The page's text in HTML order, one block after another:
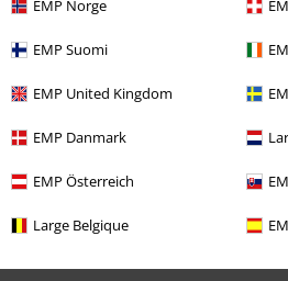
EMP Norge
EMP Suomi
EMP United Kingdom
EMP Danmark
EMP Österreich
Large Belgique
SLEVA 48%